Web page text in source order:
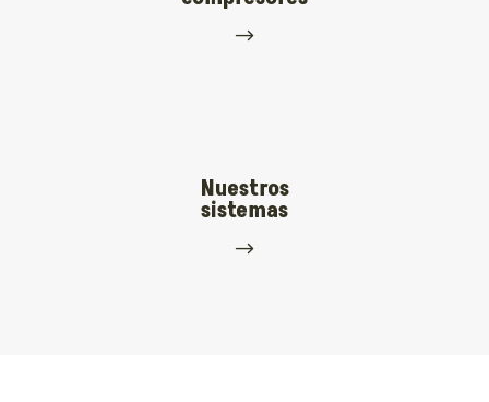
$
Nuestros
sistemas
$